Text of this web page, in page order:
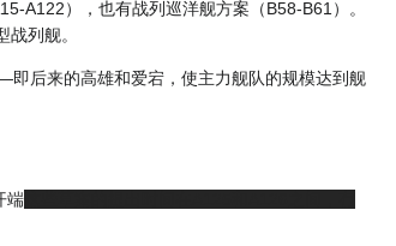
A122），也有战列巡洋舰方案（B58-B61）。
列舰。
后来的高雄和爱宕，使主力舰队的规模达到舰
端